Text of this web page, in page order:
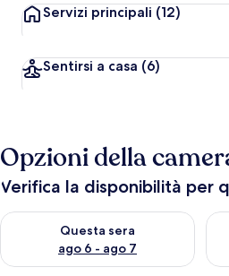
Servizi principali (12)
Sentirsi a casa (6)
Opzioni della
Verifica la disponibilità per
Questa sera
ago 6 - ago 7
Verifica la disponibilità per questa